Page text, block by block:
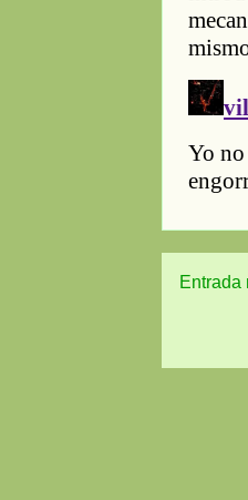
Entrada